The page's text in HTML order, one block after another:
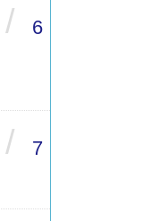
/ 6
/ 7